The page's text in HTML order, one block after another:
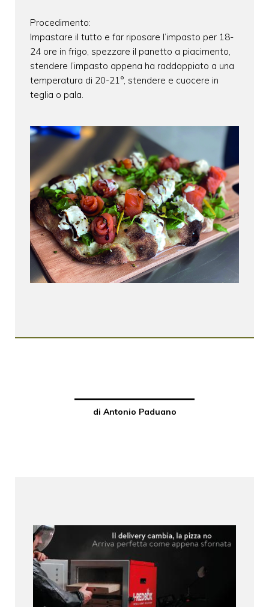
Procedimento:
Impastare il tutto e far riposare l’impasto per 18-
24 ore in frigo, spezzare il panetto a piacimento,
stendere l’impasto appena ha raddoppiato a una
temperatura di 20-21°, stendere e cuocere in
teglia o pala.
di Antonio Paduano